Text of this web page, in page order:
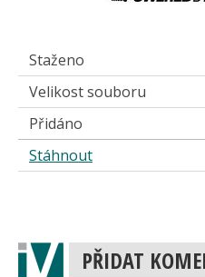
Staženo
Velikost souboru
Přidáno
Stáhnout
PŘIDAT